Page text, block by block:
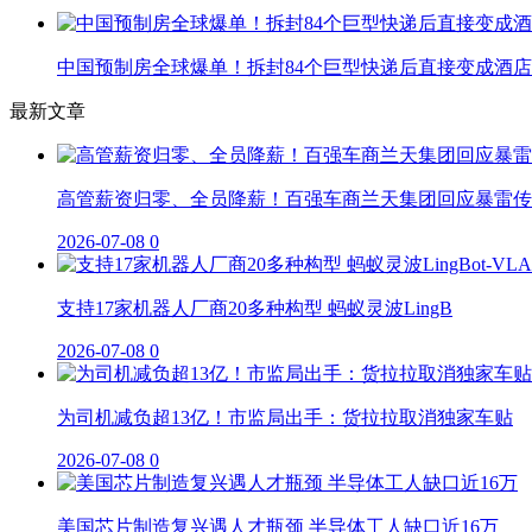
中国预制房全球爆单！拆封84个巨型快递后直接变成酒店
最新文章
高管薪资归零、全员降薪！百强车商兰天集团回应暴雷
2026-07-08 0
支持17家机器人厂商20多种构型 蚂蚁灵波LingB
2026-07-08 0
为司机减负超13亿！市监局出手：货拉拉取消独家车贴
2026-07-08 0
美国芯片制造复兴遇人才瓶颈 半导体工人缺口近16万